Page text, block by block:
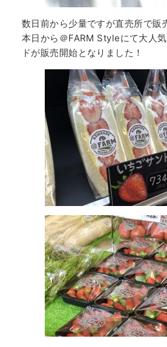
数日前から少量ですが直売所で販
本日から＠FARM Styleにて大人
ドが販売開始となりました！